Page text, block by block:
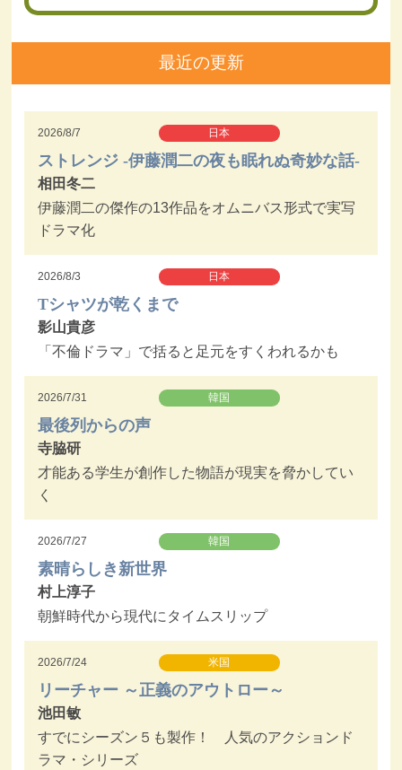
最近の更新
2026/8/7 日本
ストレンジ -伊藤潤二の夜も眠れぬ奇妙な話-
相田冬二
伊藤潤二の傑作の13作品をオムニバス形式で実写
ドラマ化
2026/8/3 日本
Tシャツが乾くまで
影山貴彦
「不倫ドラマ」で括ると足元をすくわれるかも
2026/7/31 韓国
最後列からの声
寺脇研
才能ある学生が創作した物語が現実を脅かしてい
く
2026/7/27 韓国
素晴らしき新世界
村上淳子
朝鮮時代から現代にタイムスリップ
2026/7/24 米国
リーチャー ～正義のアウトロー～
池田敏
すでにシーズン５も製作！ 人気のアクションド
ラマ・シリーズ